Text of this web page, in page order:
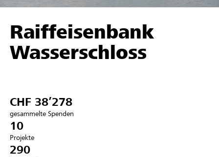
Unterstützen
Hilfe & Support
Anmelden
Projekte und Organisationen finden
Raiffeisenbank
Wasserschloss
CHF 38’278
gesammelte Spenden
10
Projekte
290